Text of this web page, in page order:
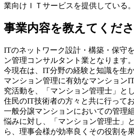
業向けＩＴサービスを提供している。
事業内容を教えてくださ
ITのネットワーク設計・構築・保守
ン管理コンサルタント業となります。
今現在は、IT分野の経験と知識を生
マンション管理に有効なマンション
究活動を、「マンション管理士」と
住民のIT技術者の方々と共に行ってお
一般分譲マンションにおいての管理
悩みに対し、「マンション管理士」
ら、理事会様が効率良くその役割を